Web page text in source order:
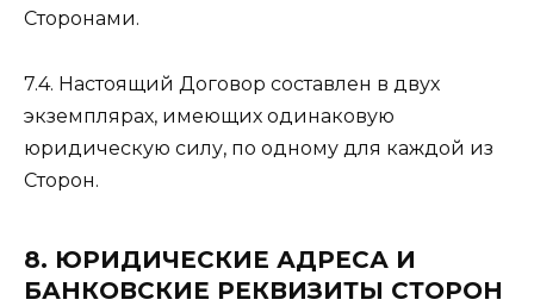
Сторонами.
7.4. Настоящий Договор составлен в двух
экземплярах, имеющих одинаковую
юридическую силу, по одному для каждой из
Сторон.
8. ЮРИДИЧЕСКИЕ АДРЕСА И
БАНКОВСКИЕ РЕКВИЗИТЫ СТОРОН